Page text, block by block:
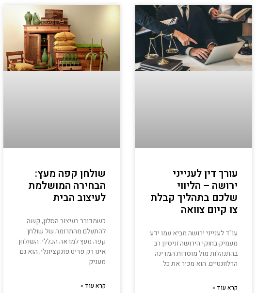
עורך דין לענייני
ירושה – הליווי
שלכם בתהליך קבלת
צו קיום צוואה
עו"ד לענייני ירושה מביא עמו ידע
מעמיק בחוקי הירושה וניסיון רב
בהתנהלות מול מוסדות המדינה
הרלוונטיים. הוא מכיר את כל
קרא עוד »
שולחן קפה מעץ:
הבחירה המושלמת
לעיצוב הבית
כשמדובר בעיצוב הסלון, קשה
להתעלם מהתרומה של שולחן
קפה מעץ למראה הכללי. השולחן
אינו רק פריט פונקציונלי; הוא גם
מעניק
קרא עוד »